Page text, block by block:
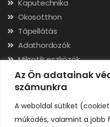
Az Ön adatainak
számunkra
A weboldal sütiket
működés, valamint a jobb
Kaputechnika
Okosotthon
Tápellátás
Adathordozók
Mikrotik eszközök
Hálózati kábelek,
Szerszámok
Elérhetőségek